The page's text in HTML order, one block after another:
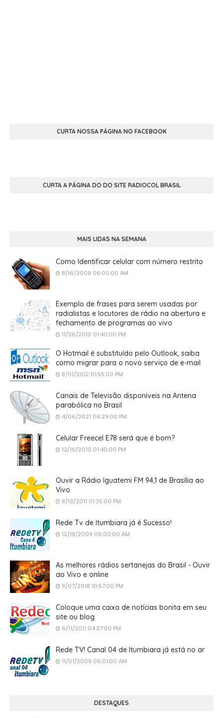
CURTA NOSSA PÁGINA NO FACEBOOK
CURTA A PÁGINA DO DO SITE RADIOCOL BRASIL
MAIS LIDAS NA SEMANA
Como Identificar celular com número restrito
8/16/2009 06:00:00 AM
Exemplo de frases para serem usadas por
radialistas e locutores de rádio na abertura e
fechamento de programas ao vivo
11/26/2010 01:40:00 PM
O Hotmail é substituído pelo Outlook, saiba
como migrar para o novo serviço de e-mail
8/01/2012 01:55:00 PM
Canais de Televisão disponiveis na Antena
parabólica no Brasil
4/06/2021 06:29:00 PM
Celular Freecel E78 será que é bom?
12/16/2010 01:40:00 PM
Ouvir a Rádio Iguatemi FM 94,1 de Brasília ao
Vivo
8/13/2011 01:35:00 PM
Rede Tv de Itumbiara já é Sucesso!
12/19/2009 06:00:00 AM
As melhores rádios sertanejas do Brasil - Ouvir
ao Vivo e online
9/07/2018 10:57:00 PM
Coloque uma caixa de notícias bonita em seu
site ou blog
6/11/2011 04:37:00 PM
Rede TV! Canal 04 de Itumbiara já está no ar
11/01/2009 06:01:00 AM
DESTAQUES